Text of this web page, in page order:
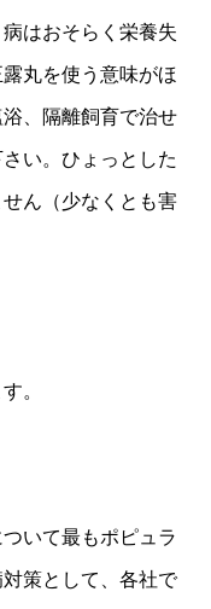
はおそらく栄養失
丸を使う意味がほ
、隔離飼育で治せ
い。ひょっとした
ん（少なくとも害
。
いて最もポピュラ
策として、各社で